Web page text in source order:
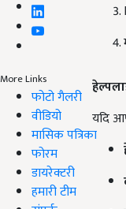
More Links
फोटो गैलरी
वीडियो
मासिक पत्रिका
फोरम
डायरेक्टरी
हमारी टीम
यदि